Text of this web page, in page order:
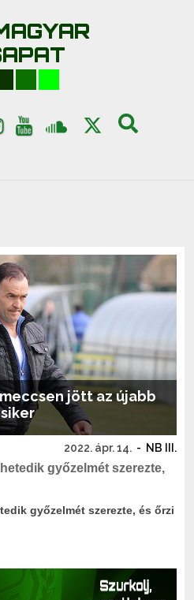
jött az újabb
siker
2022. ápr. 14. - NB III.
győzelmét szerezte,
győzelmét szerezte, és őrzi